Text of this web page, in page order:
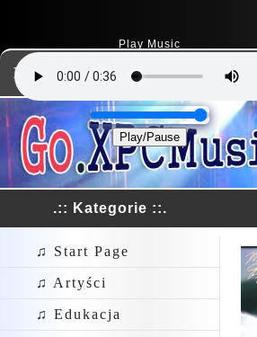
Play Music
Play/Pause
Dodaj Link
.:: Kategorie ::.
♫ Start Page
♫ Artyści
♫ Edukacja